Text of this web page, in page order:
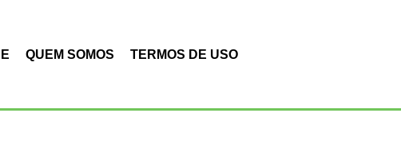
QUEM SOMOS TERMOS DE USO